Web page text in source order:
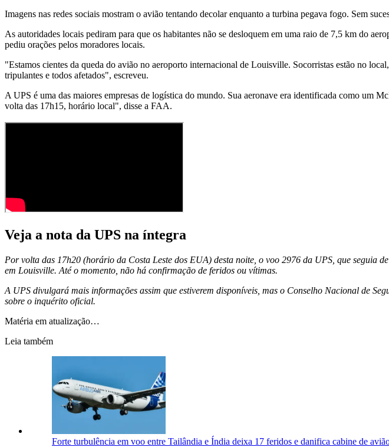
Imagens nas redes sociais mostram o avião tentando decolar enquanto a turbina pegava fogo. Sem
As autoridades locais pediram para que os habitantes não se desloquem em uma raio de 7,5 km do
pediu orações pelos moradores locais.
"Estamos cientes da queda do avião no aeroporto internacional de Louisville. Socorristas estão no
tripulantes e todos afetados", escreveu.
A UPS é uma das maiores empresas de logística do mundo. Sua aeronave era identificada como
volta das 17h15, horário local", disse a FAA.
Veja a nota da UPS na íntegra
Por volta das 17h20 (horário da Costa Leste dos EUA) desta noite, o voo 2976 da UPS, que seguia
em Louisville. Até o momento, não há confirmação de feridos ou vítimas.
A UPS divulgará mais informações assim que estiverem disponíveis, mas o Conselho Nacional de
sobre o inquérito oficial.
Matéria em atualização…
Leia também
Forte turbulência em voo entre Tailândia e Índia deixa 17 feridos e danifica cabine de